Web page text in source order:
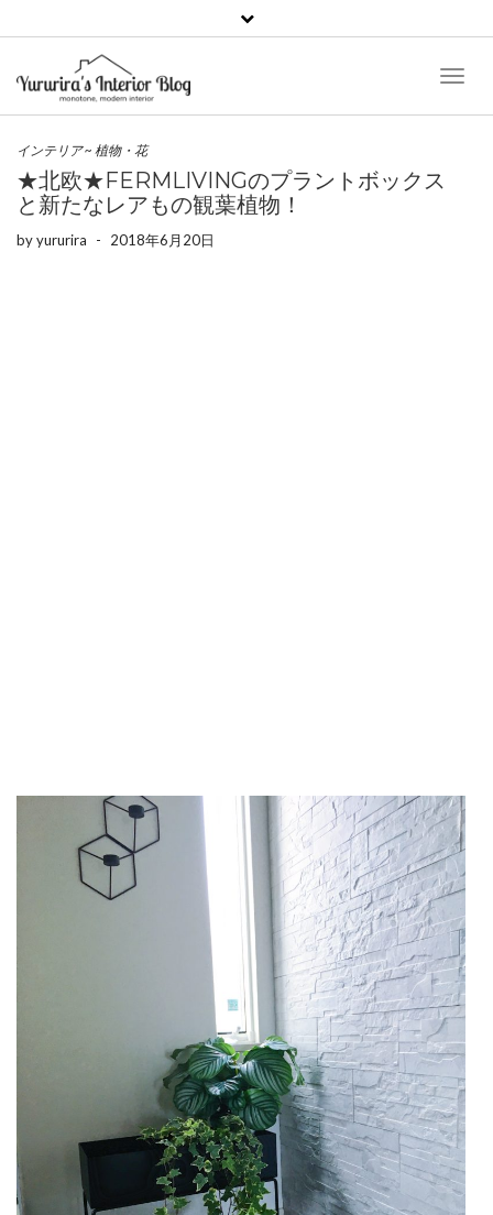
インテリア~ 植物・花
★北欧★FERMLIVINGのプラントボックス
と新たなレアもの観葉植物！
byyururira - 2018年6月20日